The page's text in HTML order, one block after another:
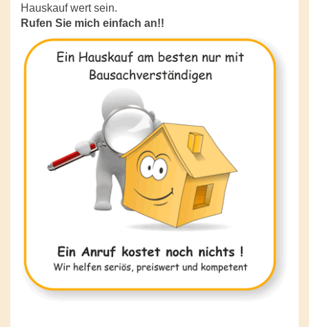
Hauskauf wert sein.
Rufen Sie mich einfach an!!